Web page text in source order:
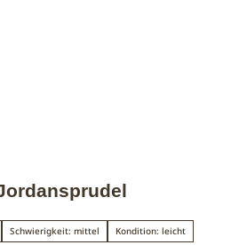
Schwierigkeit: mittel
Kondition: leicht